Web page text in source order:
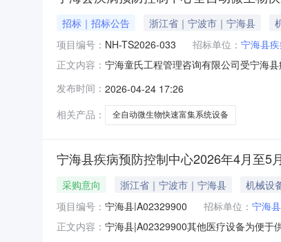
招标｜招标公告 浙江省｜宁波市｜宁海县
项目编号： NH-TS2026-033 招标单位： 宁海县
正文内容： 宁海童氏工程管理咨询有限公司受宁海
微生物快速富集系统设备采购29.8万元
务会计制度；（3）具有履行
发布时间： 2026-04-24 17:26
相关产品：
全自动微生物快速富集系统设备
宁海县疾病预防控制中心2026年4月至5
采购意向 浙江省｜宁波市｜宁海县 机械设
项目编号： 宁海县|A02329900 招标单位： 宁海
正文内容： 宁海县|A02329900其他医疗设备为便于